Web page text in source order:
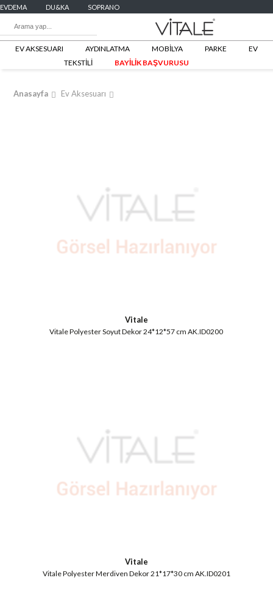
EVDEMA DU&KA SOPRANO
EV AKSESUARI AYDINLATMA MOBİLYA PARKE
EV
TEKSTİLİ
BAYİLİK BAŞVURUSU
Ev Aksesuarı
Anasayfa
Vitale
Vitale Polyester Soyut Dekor 24*12*57 cm AK.ID0200
Vitale
Vitale Polyester Merdiven Dekor 21*17*30 cm AK.ID0201